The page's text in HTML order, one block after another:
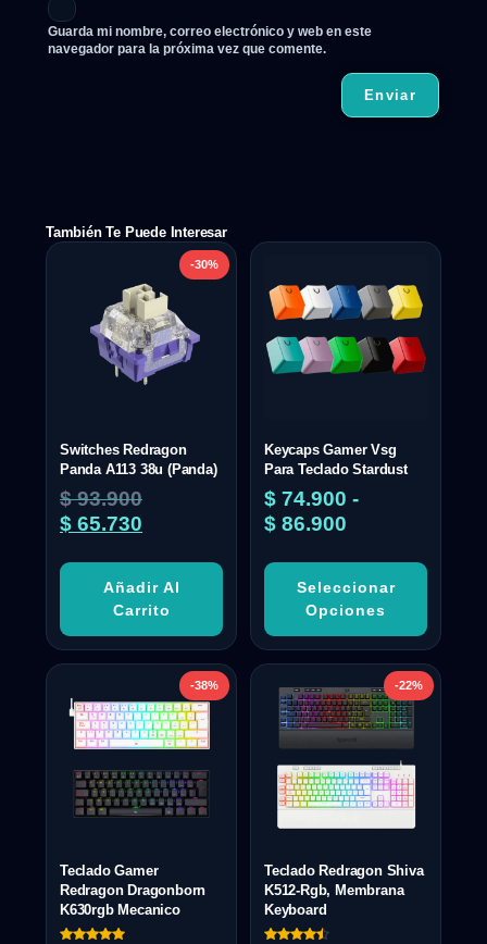
Guarda mi nombre, correo electrónico y web en este
navegador para la próxima vez que comente.
También Te Puede Interesar
-30%
Switches Redragon
Panda A113 38u (Panda)
$93.900
$ 65.730
Añadir Al
Carrito
Keycaps Gamer Vsg
Para Teclado Stardust
$ 74.900 -
$ 86.900
Seleccionar
Opciones
-38%
Teclado Gamer
Redragon Dragonborn
K630rgb Mecanico
-22%
Teclado Redragon Shiva
K512-Rgb, Membrana
Keyboard